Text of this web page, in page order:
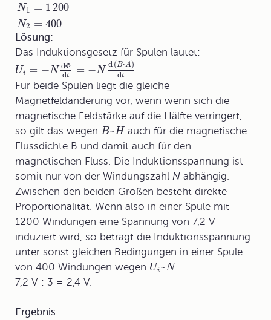
N1 = 1 200
N2 = 400
Lösung:
Das Induktionsgesetz für Spulen lautet:
Ui = −N dΦ
dt = −N
d (B⋅A)
dt
Für beide Spulen liegt die gleiche
Magnetfeldänderung vor, wenn wenn sich die
magnetische Feldstärke auf die Hälfte verringert,
so gilt das wegen B~H auch für die magnetische
Flussdichte B und damit auch für den
magnetischen Fluss. Die Induktionsspannung ist
somit nur von der Windungszahl N abhängig.
Zwischen den beiden Größen besteht direkte
Proportionalität. Wenn also in einer Spule mit
1200 Windungen eine Spannung von 7,2 V
induziert wird, so beträgt die Induktionsspannung
unter sonst gleichen Bedingungen in einer Spule
von 400 Windungen wegen Ui ~N
7,2 V : 3 = 2,4 V.
Ergebnis: